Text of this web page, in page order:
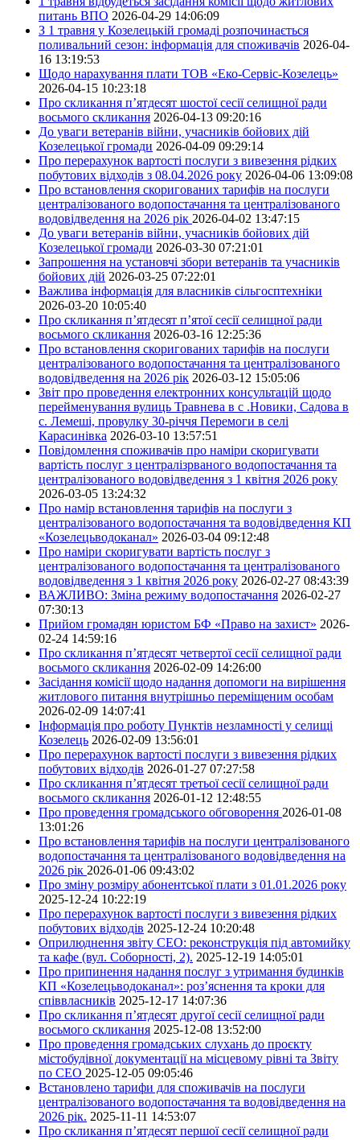
питань ВПО 2026-04-29 14:06:09
З 1 травня у Козелецькій громаді розпочинається
поливальний сезон: інформація для споживачів 2026-04-
16 13:19:53
Щодо нарахування плати ТОВ «Еко-Сервіс-Козелець»
2026-04-15 10:23:18
Про скликання п’ятдесят шостої сесії селищної ради
восьмого скликання 2026-04-13 09:20:16
До уваги ветеранів війни, учасників бойових дій
Козелецької громади 2026-04-09 09:29:14
Про перерахунок вартості послуги з вивезення рідких
побутових відходів з 08.04.2026 року 2026-04-06 13:09:08
Про встановлення скоригованих тарифів на послуги
централізованого водопостачання та централізованого
водовідведення на 2026 рік 2026-04-02 13:47:15
До уваги ветеранів війни, учасників бойових дій
Козелецької громади 2026-03-30 07:21:01
Запрошення на установчі збори ветеранів та учасників
бойових дій 2026-03-25 07:22:01
Важлива інформація для власників сільгосптехніки
2026-03-20 10:05:40
Про скликання п’ятдесят п’ятої сесії селищної ради
восьмого скликання 2026-03-16 12:25:36
Про встановлення скоригованих тарифів на послуги
централізованого водопостачання та централізованого
водовідведення на 2026 рік 2026-03-12 15:05:06
Звіт про проведення електронних консультацій щодо
перейменування вулиць Травнева в с .Новики, Садова в
с. Лемеші, провулку 30-річчя Перемоги в селі
Карасинівка 2026-03-10 13:57:51
Повідомлення споживачів про наміри скоригувати
вартість послуг з централізрваного водопостачання та
централізованого водовідведення з 1 квітня 2026 року
2026-03-05 13:24:32
Про намір встановлення тарифів на послуги з
централізованого водопостачання та водовідведення КП
«Козелецьводоканал» 2026-03-04 09:12:48
Про наміри скоригувати вартість послуг з
централізованого водопостачання та централізованого
водовідведення з 1 квітня 2026 року 2026-02-27 08:43:39
ВАЖЛИВО: Зміна режиму водопостачання 2026-02-27
07:30:13
Прийом громадян юристом БФ «Право на захист» 2026-
02-24 14:59:16
Про скликання п’ятдесят четвертої сесії селищної ради
восьмого скликання 2026-02-09 14:26:00
Засідання комісії щодо надання допомоги на вирішення
житлового питання внутрішньо переміщеним особам
2026-02-09 14:07:41
Інформація про роботу Пунктів незламності у селищі
Козелець 2026-02-09 13:56:01
Про перерахунок вартості послуги з вивезення рідких
побутових відходів 2026-01-27 07:27:58
Про скликання п’ятдесят третьої сесії селищної ради
восьмого скликання 2026-01-12 12:48:55
Про проведення громадського обговорення 2026-01-08
13:01:26
Про встановлення тарифів на послуги централізованого
водопостачання та централізованого водовідведення на
2026 рік 2026-01-06 09:43:02
Про зміну розміру абонентської плати з 01.01.2026 року
2025-12-24 10:22:19
Про перерахунок вартості послуги з вивезення рідких
побутових відходів 2025-12-24 10:20:48
Оприлюднення звіту СЕО: реконструкція під автомийку
та кафе (вул. Соборності, 2). 2025-12-19 14:05:01
Про припинення надання послуг з утримання будинків
КП «Козелецьводоканал»: роз’яснення та кроки для
співвласників 2025-12-17 14:07:36
Про скликання п’ятдесят другої сесії селищної ради
восьмого скликання 2025-12-08 13:52:00
Про проведення громадських слухань до проєкту
містобудівної документації на місцевому рівні та Звіту
по СЕО 2025-12-05 09:05:46
Встановлено тарифи для споживачів на послуги
централізованого водопостачання та водовідведення на
2026 рік. 2025-11-11 14:53:07
Про скликання п’ятдесят першої сесії селищної ради